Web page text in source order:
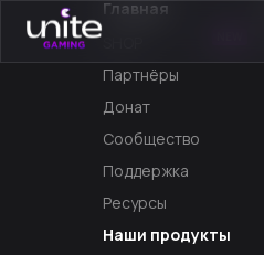
Главная
Партнёры
Донат
Сообщество
Поддержка
Ресурсы
Наши продукты